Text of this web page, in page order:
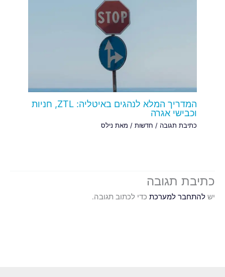
המדריך המלא לנהגים באיטליה: ZTL, חניות
וכבישי אגרה
כתיבת תגובה / חדשות / מאת נילס
כתיבת תגובה
יש להתחבר למערכת כדי לכתוב תגובה.